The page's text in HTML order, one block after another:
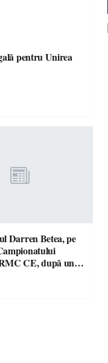
pentru Unirea
Darren Betea, pe
CE, după un